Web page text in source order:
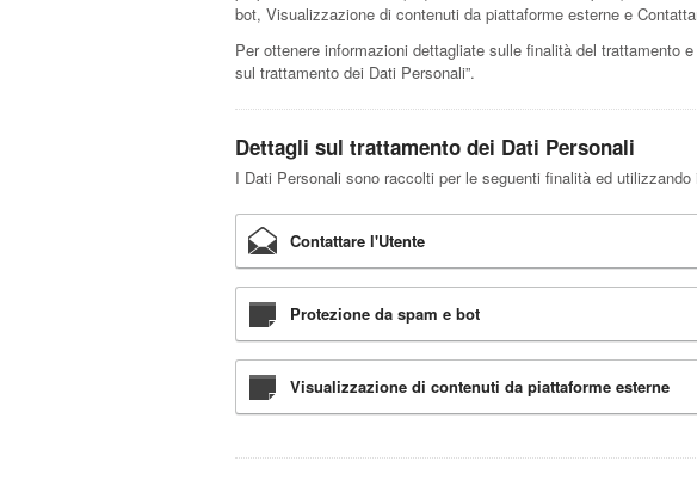
bot, Visualizzazione di contenuti da piattaforme esterne e
Per ottenere informazioni dettagliate sulle finalità del trattamento
sul trattamento dei Dati Personali”.
Dettagli sul trattamento dei Dati Personali
I Dati Personali sono raccolti per le seguenti finalità ed
Contattare l'Utente
Protezione da spam e bot
Visualizzazione di contenuti da piattaforme esterne